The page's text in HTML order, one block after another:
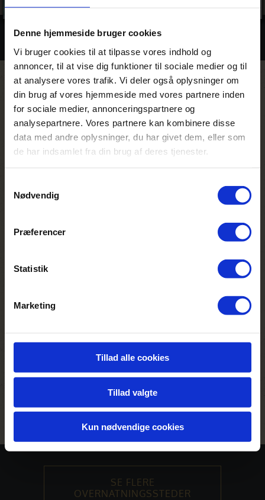
Denne hjemmeside bruger cookies
Vi bruger cookies til at tilpasse vores indhold og
annoncer, til at vise dig funktioner til sociale medier og til
at analysere vores trafik. Vi deler også oplysninger om
din brug af vores hjemmeside med vores partnere inden
for sociale medier, annonceringspartnere og
analysepartnere. Vores partnere kan kombinere disse
data med andre oplysninger, du har givet dem, eller som
de har indsamlet fra din brug af deres tjenester.
Nødvendig
Præferencer
Statistik
Marketing
Tillad alle cookies
Tillad valgte
Kun nødvendige cookies
Billeder
Rejse hvor du bor på Karafuu
Beach Resort and Spa
SE FLERE
OVERNATNINGSSTEDER